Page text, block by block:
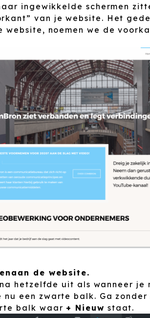
ingewikkelde schermen
van je website. Het
website, noemen we de
de website.
hetzelfde uit als wanneer je
nu een zwarte balk. Ga
balk waar + Nieuw staat.